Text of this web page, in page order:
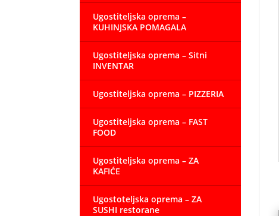
Ugostiteljska oprema –
KUHINJSKA POMAGALA
Ugostiteljska oprema – Sitni
INVENTAR
Ugostiteljska oprema – PIZZERIA
Ugostiteljska oprema – FAST
FOOD
Ugostiteljska oprema – ZA
KAFIĆE
Ugostoteljska oprema – ZA
SUSHI restorane